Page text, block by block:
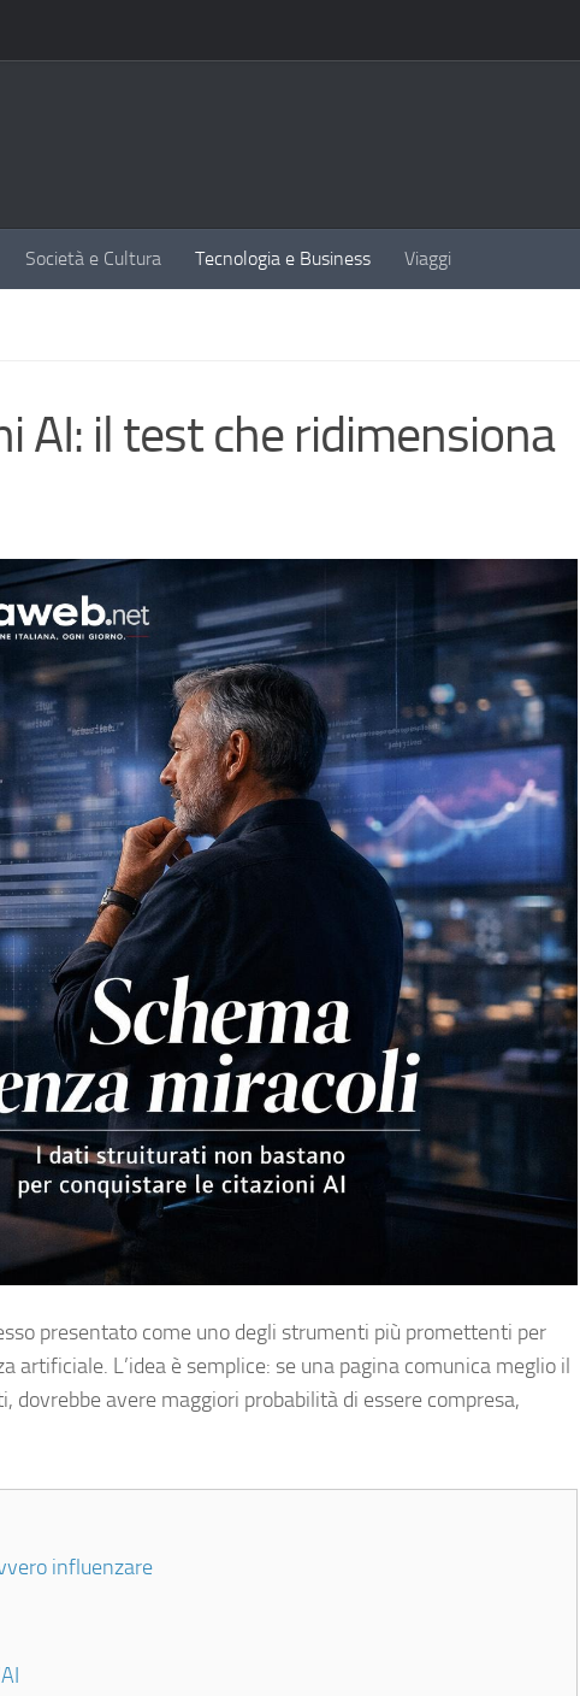
Società e Cultura Tecnologia e Business Viaggi
AI: il test che ridimensiona
presentato come uno degli strumenti più promettenti per
L’idea è semplice: se una pagina comunica meglio il
avere maggiori probabilità di essere compresa,
influenzare